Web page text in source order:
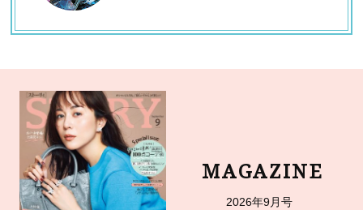
MAGAZINE
2026年9月号